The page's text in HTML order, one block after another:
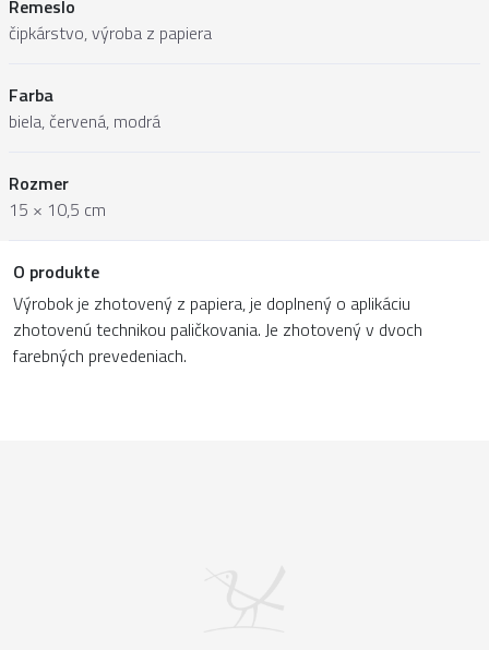
Remeslo
čipkárstvo, výroba z papiera
Farba
biela, červená, modrá
Rozmer
15 × 10,5 cm
O produkte
Výrobok je zhotovený z papiera, je doplnený o aplikáciu
zhotovenú technikou paličkovania. Je zhotovený v dvoch
farebných prevedeniach.